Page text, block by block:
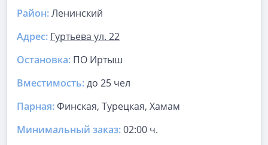
Район:Ленинский
Адрес: Гуртьева ул. 22
Остановка: ПО Иртыш
Вместимость:до 25 чел
Парная:Финская, Турецкая, Хамам
Минимальный заказ:02:00 ч.